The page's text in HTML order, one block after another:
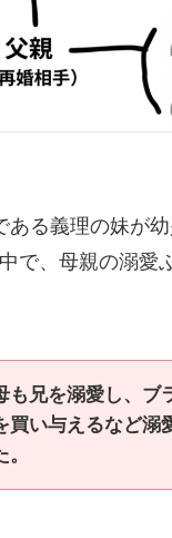
ある義理の妹が
で、母親の溺愛
も兄を溺愛し、ブ
買い与えるなど溺
。